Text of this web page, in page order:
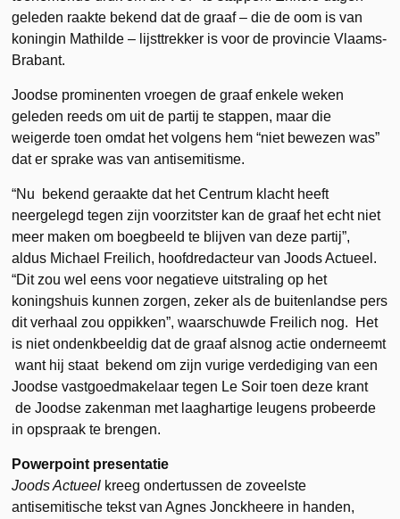
geleden raakte bekend dat de graaf – die de oom is van
koningin Mathilde – lijsttrekker is voor de provincie Vlaams-
Brabant.
Joodse prominenten vroegen de graaf enkele weken
geleden reeds om uit de partij te stappen, maar die
weigerde toen omdat het volgens hem “niet bewezen was”
dat er sprake was van antisemitisme.
“Nu bekend geraakte dat het Centrum klacht heeft
neergelegd tegen zijn voorzitster kan de graaf het echt niet
meer maken om boegbeeld te blijven van deze partij”,
aldus Michael Freilich, hoofdredacteur van Joods Actueel.
“Dit zou wel eens voor negatieve uitstraling op het
koningshuis kunnen zorgen, zeker als de buitenlandse pers
dit verhaal zou oppikken”, waarschuwde Freilich nog. Het
is niet ondenkbeeldig dat de graaf alsnog actie onderneemt
want hij staat bekend om zijn vurige verdediging van een
Joodse vastgoedmakelaar tegen Le Soir toen deze krant
de Joodse zakenman met laaghartige leugens probeerde
in opspraak te brengen.
Powerpoint presentatie
Joods Actueel kreeg ondertussen de zoveelste
antisemitische tekst van Agnes Jonckheere in handen,